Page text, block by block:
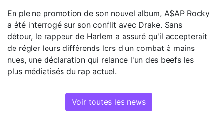
En pleine promotion de son nouvel album, A$AP Rocky
a été interrogé sur son conflit avec Drake. Sans
détour, le rappeur de Harlem a assuré qu'il accepterait
de régler leurs différends lors d'un combat à mains
nues, une déclaration qui relance l'un des beefs les
plus médiatisés du rap actuel.
Voir toutes les news